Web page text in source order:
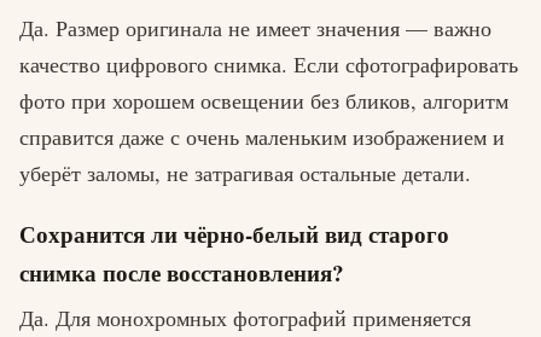
Да. Размер оригинала не имеет значения — важно
качество цифрового снимка. Если сфотографировать
фото при хорошем освещении без бликов, алгоритм
справится даже с очень маленьким изображением и
уберёт заломы, не затрагивая остальные детали.
Сохранится ли чёрно-белый вид старого
снимка после восстановления?
Да. Для монохромных фотографий применяется